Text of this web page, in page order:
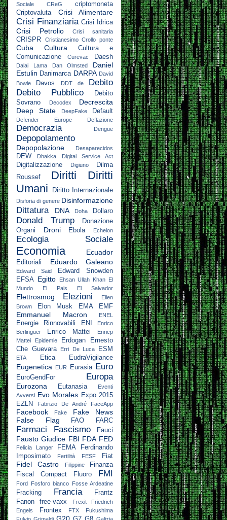
Sociale
CReG
criptomoneta
Criptovaluta
Crisi Alimentare
Crisi Finanziaria Crisi Idrica
Crisi Petrolio Crisi sanitaria
CRISPR Cristianesimo Crollo ponte
Cuba Cultura
Cultura e
Comunicazione
Curevac Daesh
Dalai Lama Dan Olmsted
Daniel
Estulin Danimarca DARPA David
Bowie
Davos DDT de
Debito
Debito Pubblico
Debito
Sovrano
Decodex
Decrescita
Deep State
DeepFake Default
Defender Europe Deflazione
Democrazia Dengue
Depopolamento
Depopolazione Desaparecidos
DEW Dhakka Digital Service Act
Digitalizzazione Digiuno
Dilma
Roussef
Diritti
Diritti
Umani
Diritto Internazionale
Disforia di genere Disinformazione
Dittatura DNA Doha Dollaro
Donald Trump
Donazione
Organi
Droni Ebola Echelon
Ecologia Sociale
Economia Ecuador
Editoriali Eduardo Galeano
Edward Said
Edward Snowden
EFSA Egitto Ehsan Ullah Khan El
Mundo
El Pais El Salvador
Elettrosmog Elezioni
Ellen
Brown
Elon Musk EMA EMF
Emmanuel Macron ENEL
Energie Rinnovabili ENI
Enrico
Berlinguer
Enrico Mattei
Enricp
Mattei
Epidemie Erdogan
Ernesto
Che Guevara
Erri De Luca ESM
ETA Etica EudraVigilance
Eugenetica EUR Eurasia Euro
EuroGendFor Europa
Eurozona Eutanasia
Eventi
Avversi Evo Morales Expo 2015
EZLN
Fabrizio De André FaceApp
Facebook Fake
Fake News
False Flag
FAO FARC
Farmaci Fascismo Fauci
Fausto Giudice FBI FDA FED
Felicia Langer FEMA
Ferdinando
Imposimato
Fertilità FESF Fiat
Fidel Castro Filippine
Finanza
Fiscal Compact
Fluoro FMI
Ford Fosforo bianco Fosse Ardeatine
Fracking Francia
Frantz
Fanon
free-vaxx Frexit
Friedrich
Engels
Frontex FTX
Fukushima